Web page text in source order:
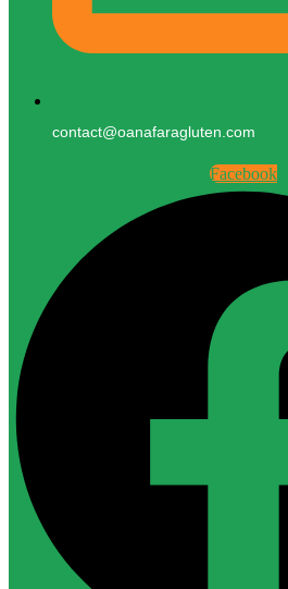
contact@oanafaragluten.com
Facebook